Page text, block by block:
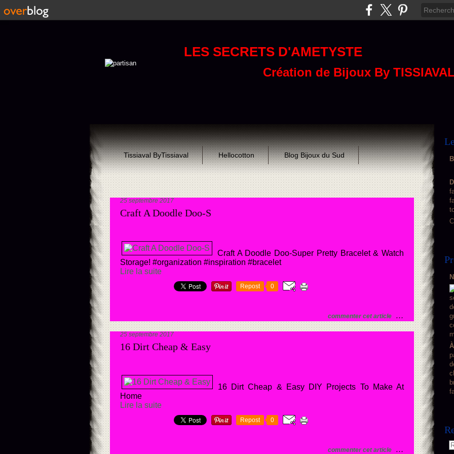
LES SECRETS D'AMETYSTE
Création de Bijoux By
Tissiaval ByTissiaval Hellocotton Blog Bijoux du Sud
25 septembre 2017
Craft A Doodle Doo-S
Craft A Doodle Doo-Super Pretty Bracelet & Watch
Storage! #organization #inspiration #bracelet
Lire la suite
Repost 0
commenter cet article …
25 septembre 2017
16 Dirt Cheap & Easy
16 Dirt Cheap & Easy DIY Projects To Make At
Home
Lire la suite
Repost 0
commenter cet article …